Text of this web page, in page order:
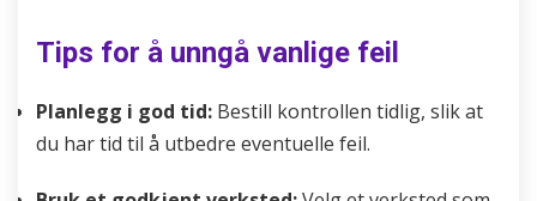
Tips for å unngå vanlige feil
Planlegg i god tid: Bestill kontrollen tidlig, slik at
du har tid til å utbedre eventuelle feil.